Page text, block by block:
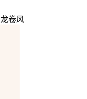
龙卷风